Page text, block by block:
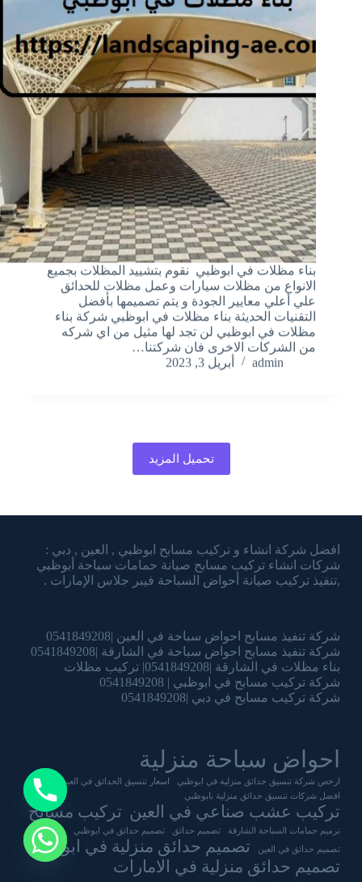
بناء مظلات في ابوظبي نقوم بتشييد المظلات بجميع
الانواع من مظلات سيارات وعمل مظلات للحدائق
علي أعلي معايير الجودة و يتم تصميمها بأفضل
التقنيات الحديثة بناء مظلات في ابوظبي شركة بناء
مظلات في ابوظبي لن تجد لها مثيل من اي شركه
من الشركات الاخرى فان شركتنا…
admin
أبريل 3, 2023
تحميل المزيد
افضل شركة انشاء و تركيب مسابح ابوظبي , العين , دبي :
شركات انشاء تركيب مسابح صيانة حمامات سباحة أبوظبي
,تنفيذ تركيب صيانة أحواض السباحة فيبر جلاس الإمارات .
شركة تنفيذ مسابح احواض سباحة في العين |0541849208
شركة تنفيذ مسابح احواض سباحة في الشارقة |0541849208
بناء مظلات في الشارقة |0541849208| تركيب مظلات
شركة تركيب مسابح في ابوظبي | 0541849208
شركة تركيب مسابح في دبي |0541849208
احواض سباحة منزلية
ارخص شركة تنسيق حدائق منزلية في ابوظبي
اسعار تنسيق الحدائق في العين
افضل شركات تنسيق حدائق منزلية بابوظبي
تركيب عشب صناعي في العين تركيب مسابح
ترميم حمامات السباحة الشارقة تصميم حدائق تصميم حدائق في ابوظبي
تصميم حدائق في العين
تصميم حدائق منزلية في ابوظبي
تصميم حدائق منزلية في الامارات